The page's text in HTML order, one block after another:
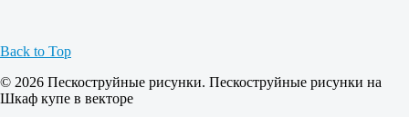
Back to Top
© 2026 Пескоструйные рисунки. Пескоструйные рисунки на
Шкаф купе в векторе